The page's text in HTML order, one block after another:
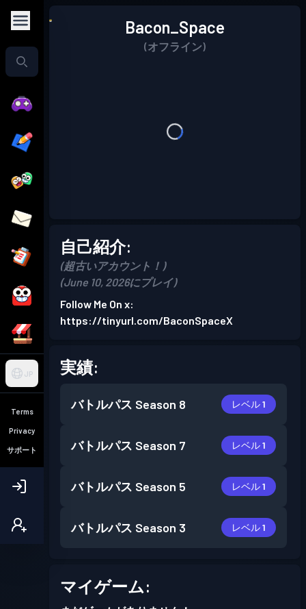
JP
Terms
Privacy
サポート
Bacon_Space
(オフライン)
自己紹介:
(超古いアカウント！)
(June 10, 2026にプレイ)
Follow Me On x:
https://tinyurl.com/BaconSpaceX
実績:
バトルパス Season 8 レベル 1
バトルパス Season 7 レベル 1
バトルパス Season 5 レベル 1
バトルパス Season 3 レベル 1
マイゲーム: